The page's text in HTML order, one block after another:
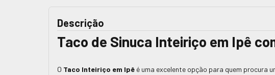
Descrição
Taco de Sinuca Inteiriço em Ipê
O Taco Inteiriço em Ipê é uma excelente opção para quem procura